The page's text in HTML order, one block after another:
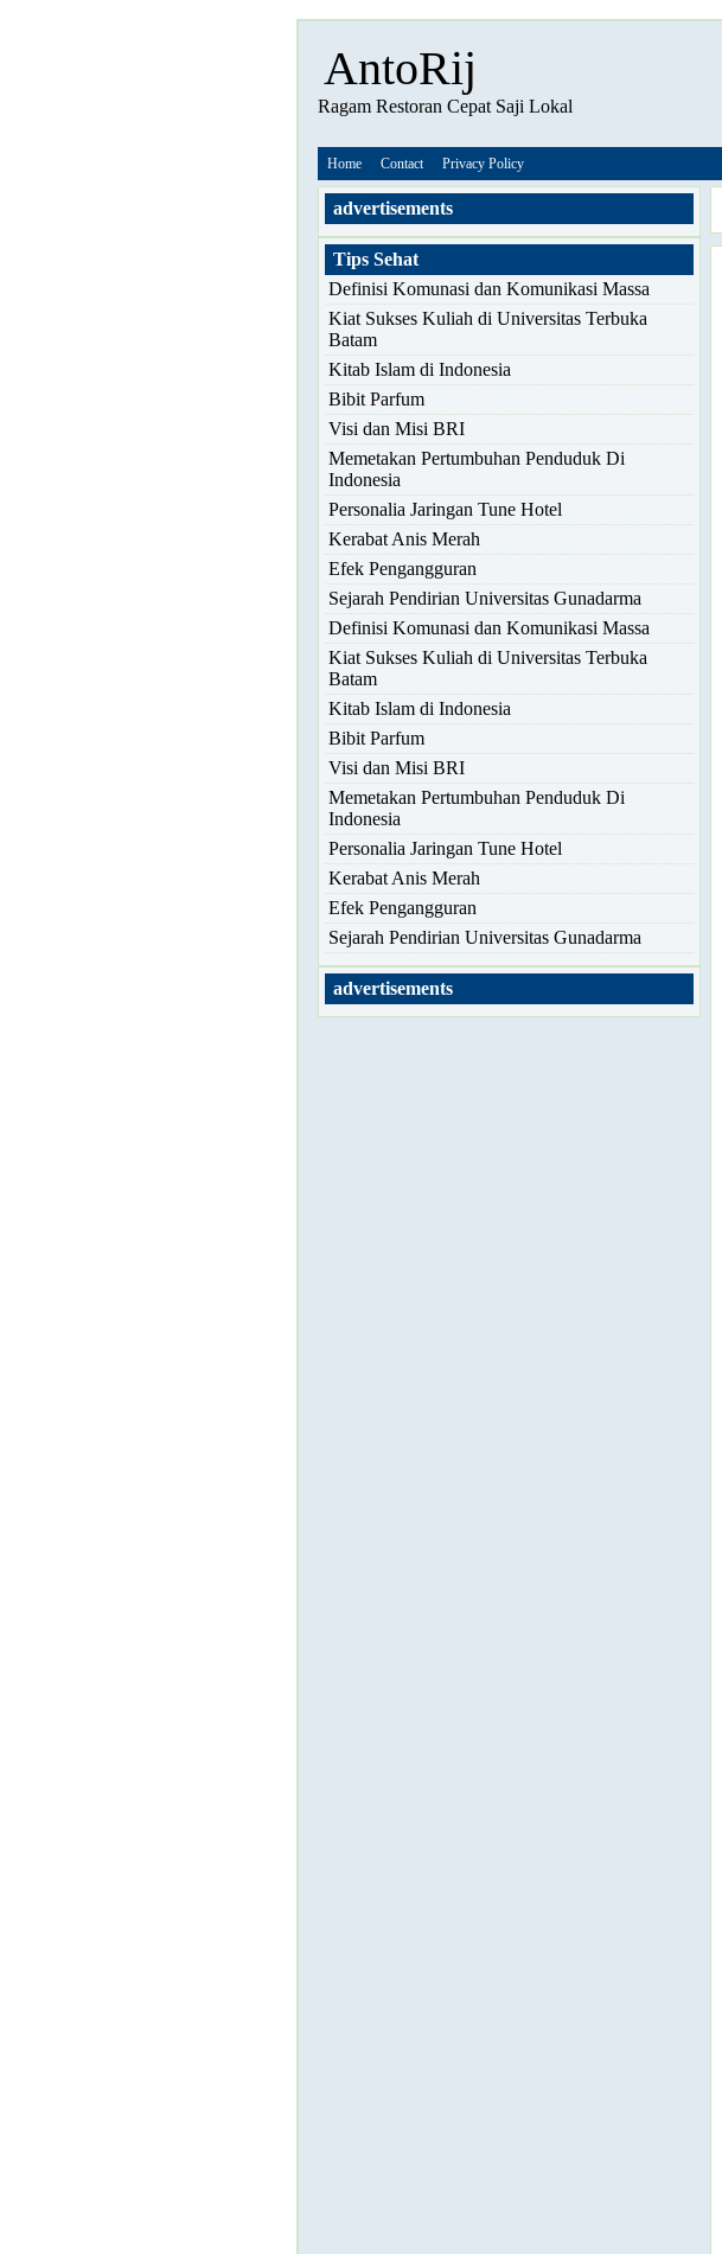
AntoRij
Ragam Restoran Cepat Saji Lokal
Home Contact Privacy Policy
advertisements
Tips Sehat
Definisi Komunasi dan Komunikasi Massa
Kiat Sukses Kuliah di Universitas Terbuka
Batam
Kitab Islam di Indonesia
Bibit Parfum
Visi dan Misi BRI
Memetakan Pertumbuhan Penduduk Di
Indonesia
Personalia Jaringan Tune Hotel
Kerabat Anis Merah
Efek Pengangguran
Sejarah Pendirian Universitas Gunadarma
Definisi Komunasi dan Komunikasi Massa
Kiat Sukses Kuliah di Universitas Terbuka
Batam
Kitab Islam di Indonesia
Bibit Parfum
Visi dan Misi BRI
Memetakan Pertumbuhan Penduduk Di
Indonesia
Personalia Jaringan Tune Hotel
Kerabat Anis Merah
Efek Pengangguran
Sejarah Pendirian Universitas Gunadarma
advertisements